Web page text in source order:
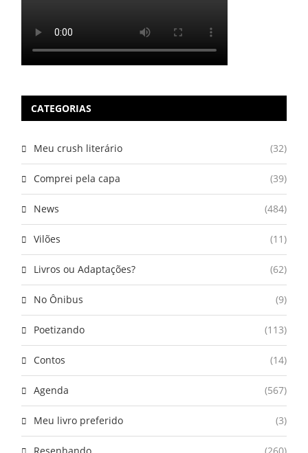
CATEGORIAS
Meu crush literário (32)
Comprei pela capa (39)
News (484)
Vilões (11)
Livros ou Adaptações? (62)
No Ônibus (9)
Poetizando (113)
Contos (14)
Agenda (567)
Meu livro preferido (3)